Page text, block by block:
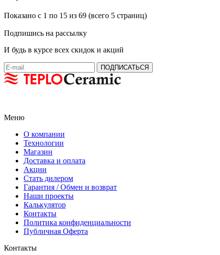
Показано с 1 по 15 из 69 (всего 5 страниц)
Подпишись на рассылку
И будь в курсе всех скидок и акций
Меню
О компании
Технологии
Магазин
Доставка и оплата
Акции
Стать дилером
Гарантия / Обмен и возврат
Наши проекты
Калькулятор
Контакты
Политика конфиденциальности
Публичная Оферта
Контакты